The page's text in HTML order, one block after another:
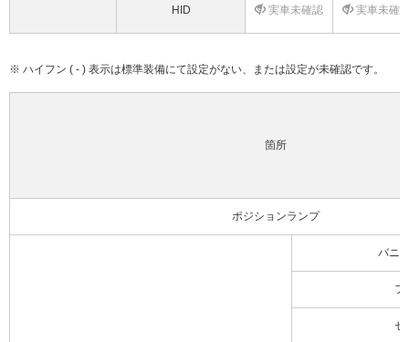
HID 実車未確認 実車未確
※ ハイフン ( - ) 表示は標準装備にて設定がない、または設定が未確認です。
箇所
ポジションランプ
バニ
フ
セ